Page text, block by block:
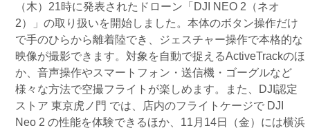
（木）21時に発表されたドローン「DJI NEO 2（ネオ
2）」の取り扱いを開始しました。本体のボタン操作だけ
で手のひらから離着陸でき、ジェスチャー操作で本格的な
映像が撮影できます。対象を自動で捉えるActiveTrackのほ
か、音声操作やスマートフォン・送信機・ゴーグルなど
様々な方法で空撮フライトが楽しめます。また、DJI認定
ストア 東京虎ノ門 では、店内のフライトケージで DJI
Neo 2 の性能を体験できるほか、11月14日（金）には横浜